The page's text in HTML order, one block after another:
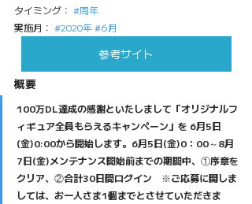
タイミング： #周年
実施月： #2020年#6月
参考サイト
概要
100万DL達成の感謝といたしまして「オリジナルフ
ィギュア全員もらえるキャンペーン」を 6月5日
(金)0:00から開始します。6月5日(金)0：00～8月
7日(金)メンテナンス開始前までの期間中、①序章を
クリア、②合計30日間ログイン　※ご応募に関しま
しては、お一人さま1個までとさせていただきま